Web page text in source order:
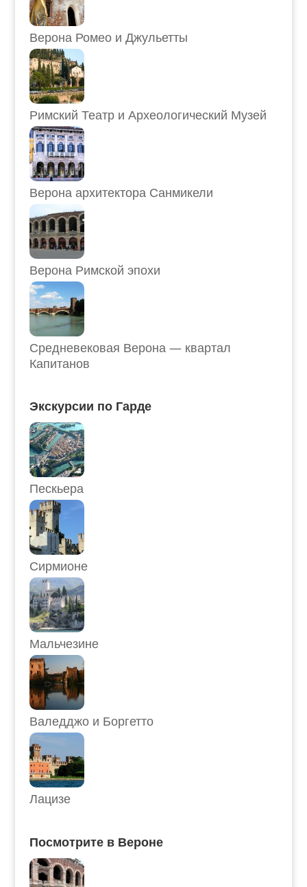
Верона Ромео и Джульетты
Римский Театр и Археологический Музей
Верона архитектора Санмикели
Верона Римской эпохи
Средневековая Верона — квартал
Капитанов
Экскурсии по Гарде
Пескьера
Сирмионе
Мальчезине
Валедджо и Боргетто
Лацизе
Посмотрите в Вероне